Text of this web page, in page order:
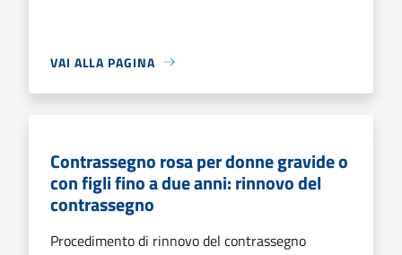
VAI ALLA PAGINA
Contrassegno rosa per donne gravide o
con figli fino a due anni: rinnovo del
contrassegno
Procedimento di rinnovo del contrassegno